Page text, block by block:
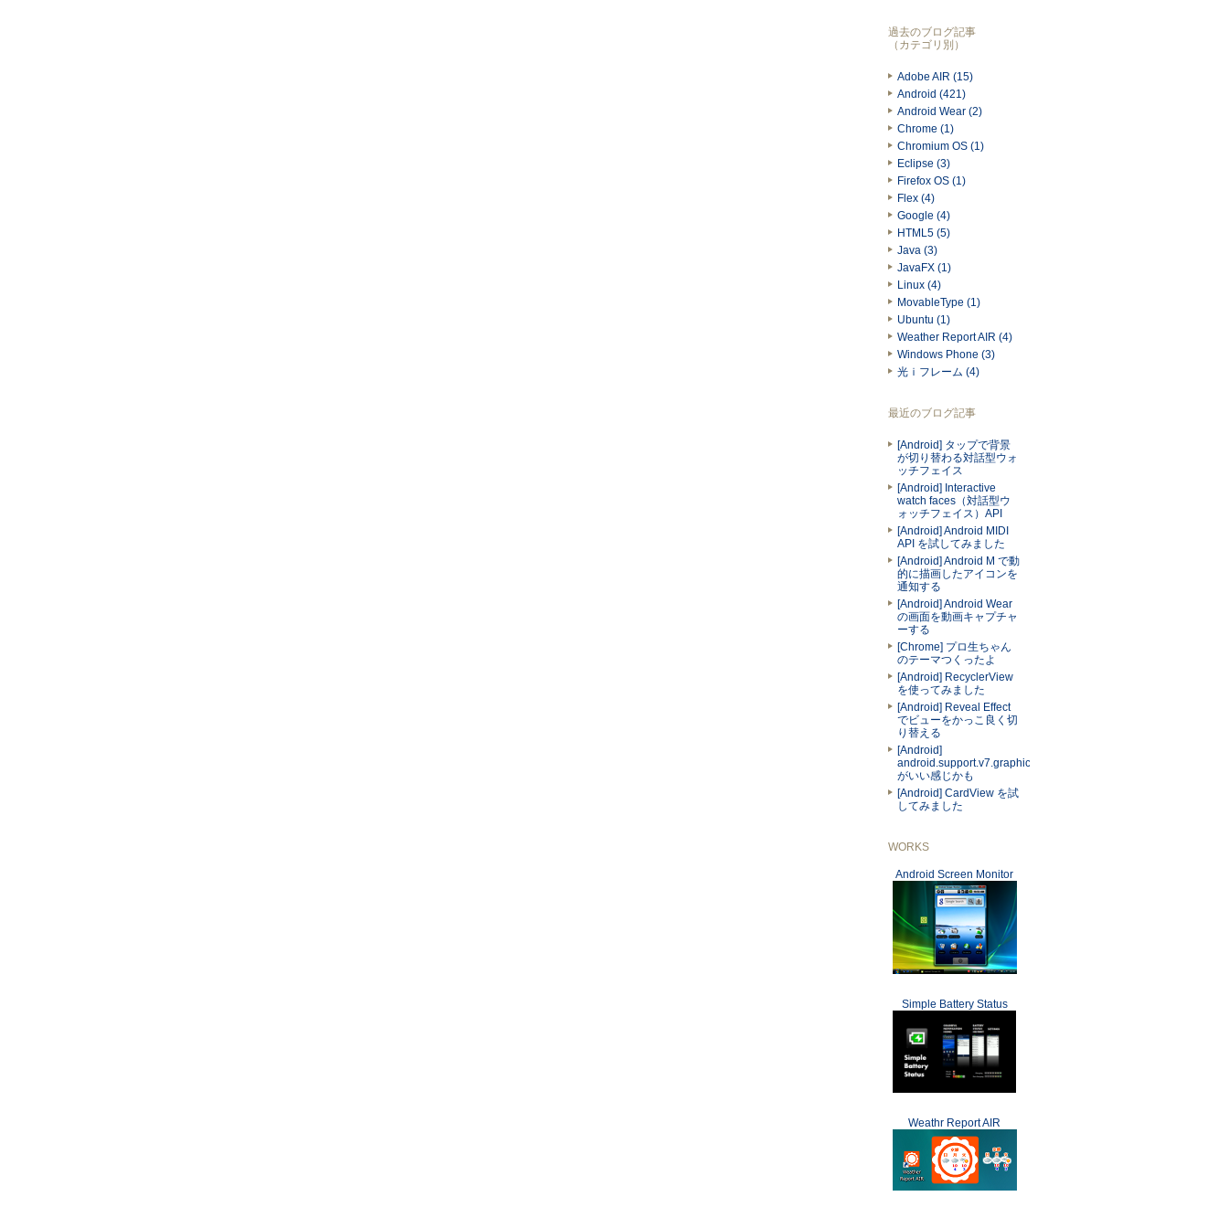
過去のブログ記事
（カテゴリ別）
Adobe AIR (15)
Android (421)
Android Wear (2)
Chrome (1)
Chromium OS (1)
Eclipse (3)
Firefox OS (1)
Flex (4)
Google (4)
HTML5 (5)
Java (3)
JavaFX (1)
Linux (4)
MovableType (1)
Ubuntu (1)
Weather Report AIR (4)
Windows Phone (3)
光ｉフレーム (4)
最近のブログ記事
[Android] タップで背景
が切り替わる対話型ウォ
ッチフェイス
[Android] Interactive
watch faces（対話型ウ
ォッチフェイス）API
[Android] Android MIDI
API を試してみました
[Android] Android M で動
的に描画したアイコンを
通知する
[Android] Android Wear
の画面を動画キャプチャ
ーする
[Chrome] プロ生ちゃん
のテーマつくったよ
[Android] RecyclerView
を使ってみました
[Android] Reveal Effect
でビューをかっこ良く切
り替える
[Android]
android.support.v7.graphics.Palette
がいい感じかも
[Android] CardView を試
してみました
WORKS
Android Screen Monitor
Simple Battery Status
Weathr Report AIR